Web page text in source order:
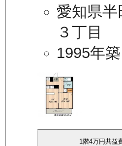
愛知県
３丁目
1995年築
1 階4万円共益